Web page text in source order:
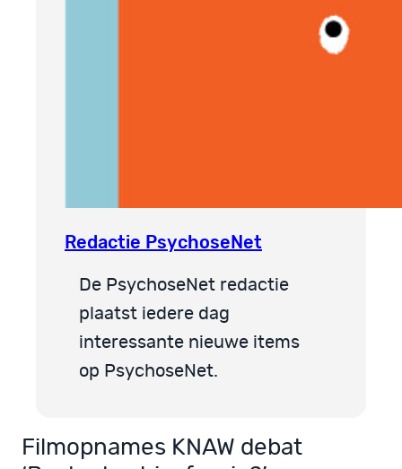
Redactie PsychoseNet
De PsychoseNet redactie
plaatst iedere dag
interessante nieuwe items
op PsychoseNet.
Filmopnames KNAW debat